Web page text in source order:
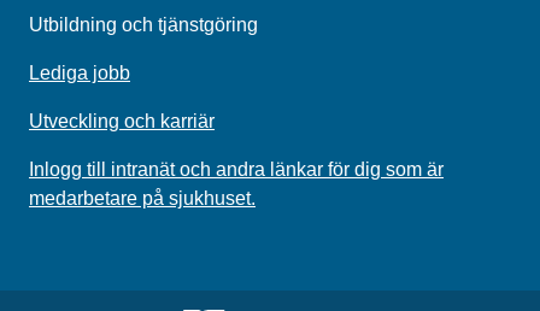
Utbildning och tjänstgöring
Lediga jobb
Utveckling och karriär
Inlogg till intranät och andra länkar för dig som är
medarbetare på sjukhuset.